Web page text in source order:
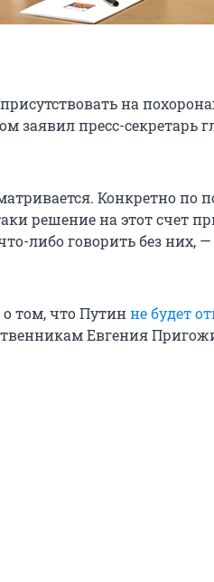
на
заявил пресс-секретарь
Конкретно по
решение на этот счет
либо говорить без них, —
о том, что Путинне будет
Евгения